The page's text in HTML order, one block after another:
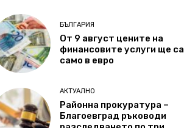
БЪЛГАРИЯ
От 9 август цените на
финансовите услуги ще са
само в евро
АКТУАЛНО
Районна прокуратура –
Благоевград ръководи